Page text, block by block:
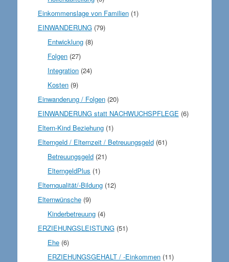
Einkommenslage von Familien(1)
EINWANDERUNG(79)
Entwicklung (8)
Folgen (27)
Integration (24)
Kosten (9)
Einwanderung / Folgen(20)
EINWANDERUNG statt NACHWUCHSPFLEGE (6)
Eltern-Kind Beziehung(1)
Elterngeld / Elternzeit / Betreuungsgeld(61)
Betreuungsgeld (21)
ElterngeldPlus (1)
Elternqualität/-Bildung(12)
Elternwünsche(9)
Kinderbetreuung (4)
ERZIEHUNGSLEISTUNG(51)
Ehe (6)
ERZIEHUNGSGEHALT / -Einkommen (11)